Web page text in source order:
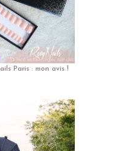
Paris : mon avis !